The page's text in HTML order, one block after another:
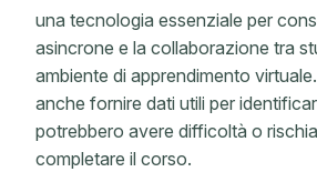
una tecnologia essenziale per
asincrone e la collaborazione tra
ambiente di apprendimento
anche fornire dati utili per
potrebbero avere difficoltà o
completare il corso.